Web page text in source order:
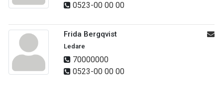
0523-00 00 00
Frida Bergqvist
Ledare
70000000
0523-00 00 00